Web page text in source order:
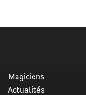
Magiciens
Actualités